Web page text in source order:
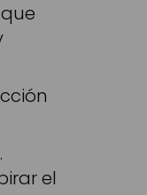
el